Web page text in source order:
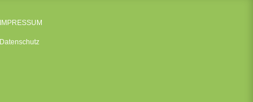
IMPRESSUM
Datenschutz